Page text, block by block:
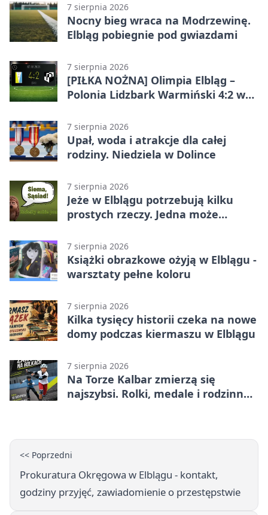
7 sierpnia 2026
Nocny bieg wraca na Modrzewinę.
Elbląg pobiegnie pod gwiazdami
7 sierpnia 2026
[PIŁKA NOŻNA] Olimpia Elbląg –
Polonia Lidzbark Warmiński 4:2 w
7 sierpnia 2026
Upał, woda i atrakcje dla całej
rodziny. Niedziela w Dolince
7 sierpnia 2026
Jeże w Elblągu potrzebują kilku
prostych rzeczy. Jedna może
7 sierpnia 2026
Książki obrazkowe ożyją w Elblągu -
warsztaty pełne koloru
7 sierpnia 2026
Kilka tysięcy historii czeka na nowe
domy podczas kiermaszu w Elblągu
7 sierpnia 2026
Na Torze Kalbar zmierzą się
najszybsi. Rolki, medale i rodzinna
<< Poprzedni
Prokuratura Okręgowa w Elblągu - kontakt,
godziny przyjęć, zawiadomienie o przestępstwie